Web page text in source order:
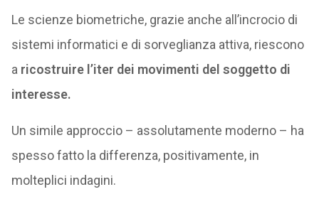
Le scienze biometriche, grazie anche all’incrocio di
sistemi informatici e di sorveglianza attiva, riescono
a ricostruire l’iter dei movimenti del soggetto di
interesse.
Un simile approccio – assolutamente moderno – ha
spesso fatto la differenza, positivamente, in
molteplici indagini.